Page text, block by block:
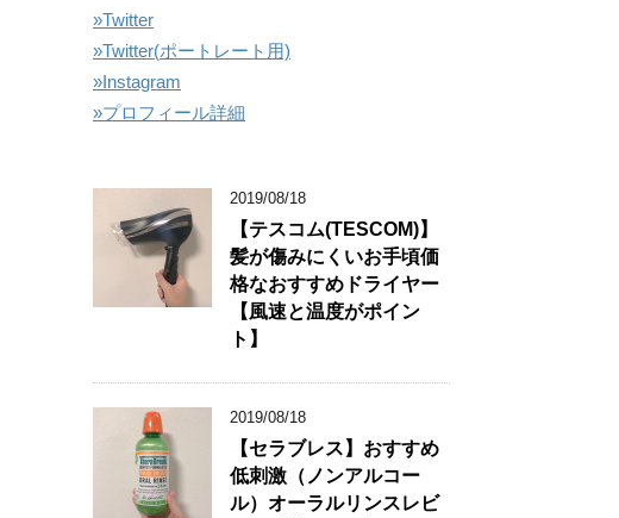
»Twitter
»Twitter(ポートレート用)
»Instagram
»プロフィール詳細
2019/08/18
【テスコム(TESCOM)】
髪が傷みにくいお手頃価
格なおすすめドライヤー
【風速と温度がポイン
ト】
2019/08/18
【セラブレス】おすすめ
低刺激（ノンアルコー
ル）オーラルリンスレビ